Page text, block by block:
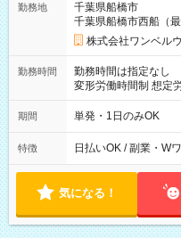
なし
勤務地
千葉県船橋市
千葉県船橋市西船（
株式会社ワンベル
勤務時間
勤務時間は指定なし
変形労働時間制 想定労働時間160
～22：00
期間 単発・1日のみOK
特徴 日払いOK / 副業・W
気になる！